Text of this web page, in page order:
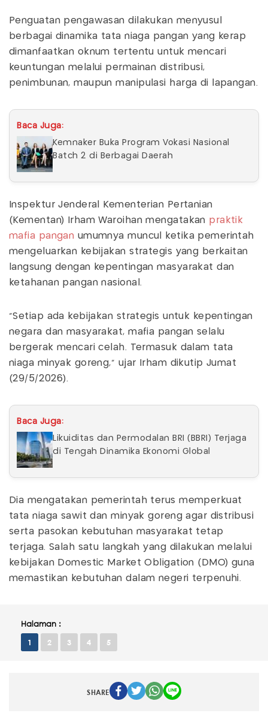
Penguatan pengawasan dilakukan menyusul
berbagai dinamika tata niaga pangan yang kerap
dimanfaatkan oknum tertentu untuk mencari
keuntungan melalui permainan distribusi,
penimbunan, maupun manipulasi harga di lapangan.
Baca Juga:
Kemnaker Buka Program Vokasi Nasional
Batch 2 di Berbagai Daerah
Inspektur Jenderal Kementerian Pertanian
(Kementan) Irham Waroihan mengatakan praktik
mafia pangan umumnya muncul ketika pemerintah
mengeluarkan kebijakan strategis yang berkaitan
langsung dengan kepentingan masyarakat dan
ketahanan pangan nasional.
“Setiap ada kebijakan strategis untuk kepentingan
negara dan masyarakat, mafia pangan selalu
bergerak mencari celah. Termasuk dalam tata
niaga minyak goreng,” ujar Irham dikutip Jumat
(29/5/2026).
Baca Juga:
Likuiditas dan Permodalan BRI (BBRI) Terjaga
di Tengah Dinamika Ekonomi Global
Dia mengatakan pemerintah terus memperkuat
tata niaga sawit dan minyak goreng agar distribusi
serta pasokan kebutuhan masyarakat tetap
terjaga. Salah satu langkah yang dilakukan melalui
kebijakan Domestic Market Obligation (DMO) guna
memastikan kebutuhan dalam negeri terpenuhi.
Halaman :
1 2 3 4 5
SHARE